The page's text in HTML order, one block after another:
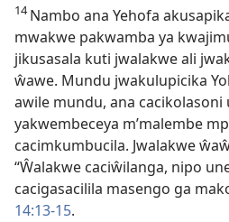
14Nambo ana Yehofa
mwakwe pakwamba ya
jikusasala kuti jwalakwe ali
ŵawe. Mundu jwakulupicika
awile mundu, ana cacikolasoni
yakwembeceya m’malembe
cacimkumbucila. Jwalakwe
“Ŵalakwe caciŵilanga, nipo
cacigasacilila masengo ga
14:13-15.